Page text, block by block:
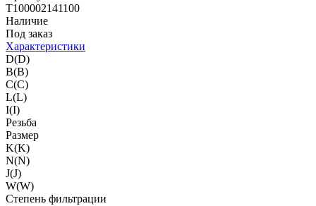
T100002141100
Наличие
Под заказ
Характеристики
D(D)
B(B)
C(C)
L(L)
I(I)
Резьба
Размер
K(K)
N(N)
J(J)
W(W)
Степень фильтрации